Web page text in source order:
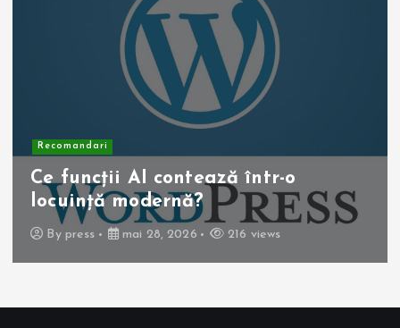
Recomandari
Operația de colecist laparoscopică:
beneficii pentru pacient
By press mai 10, 2026 257 views